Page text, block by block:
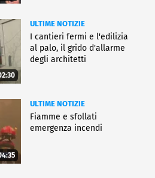
ULTIME NOTIZIE
I cantieri fermi e l'edilizia
al palo, il grido d'allarme
degli architetti
ULTIME NOTIZIE
Fiamme e sfollati
emergenza incendi